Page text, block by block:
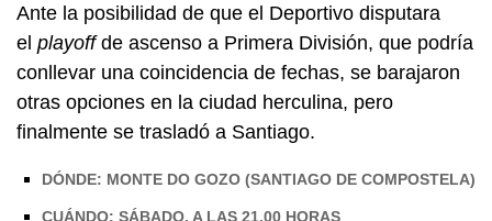
Ante la posibilidad de que el Deportivo disputara
el playoffde ascenso a Primera División, que podría
conllevar una coincidencia de fechas, se barajaron
otras opciones en la ciudad herculina, pero
finalmente se trasladó a Santiago.
DÓNDE: MONTE DO GOZO (SANTIAGO DE COMPOSTELA)
CUÁNDO: SÁBADO, A LAS 21.00 HORAS